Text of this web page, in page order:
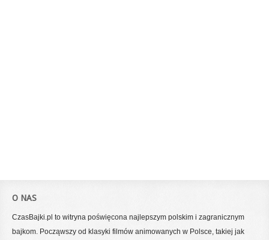
O NAS
CzasBajki.pl to witryna poświęcona najlepszym polskim i zagranicznym
bajkom. Począwszy od klasyki filmów animowanych w Polsce, takiej jak